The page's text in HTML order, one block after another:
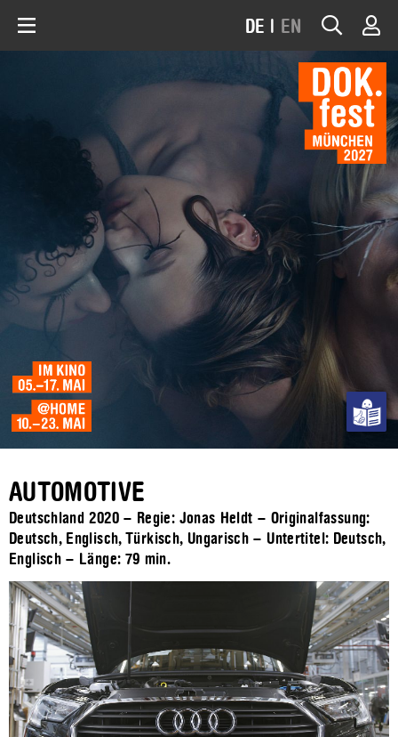
DE | EN
AUTOMOTIVE
Deutschland 2020 – Regie: Jonas Heldt – Originalfassung:
Deutsch, Englisch, Türkisch, Ungarisch – Untertitel: Deutsch,
Englisch – Länge: 79 min.